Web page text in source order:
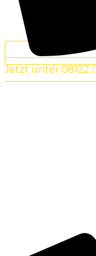
Jetzt unter 08122 /